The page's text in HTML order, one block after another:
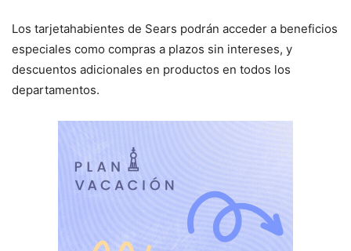
Los tarjetahabientes de Sears podrán acceder a beneficios
especiales como compras a plazos sin intereses, y
descuentos adicionales en productos en todos los
departamentos.